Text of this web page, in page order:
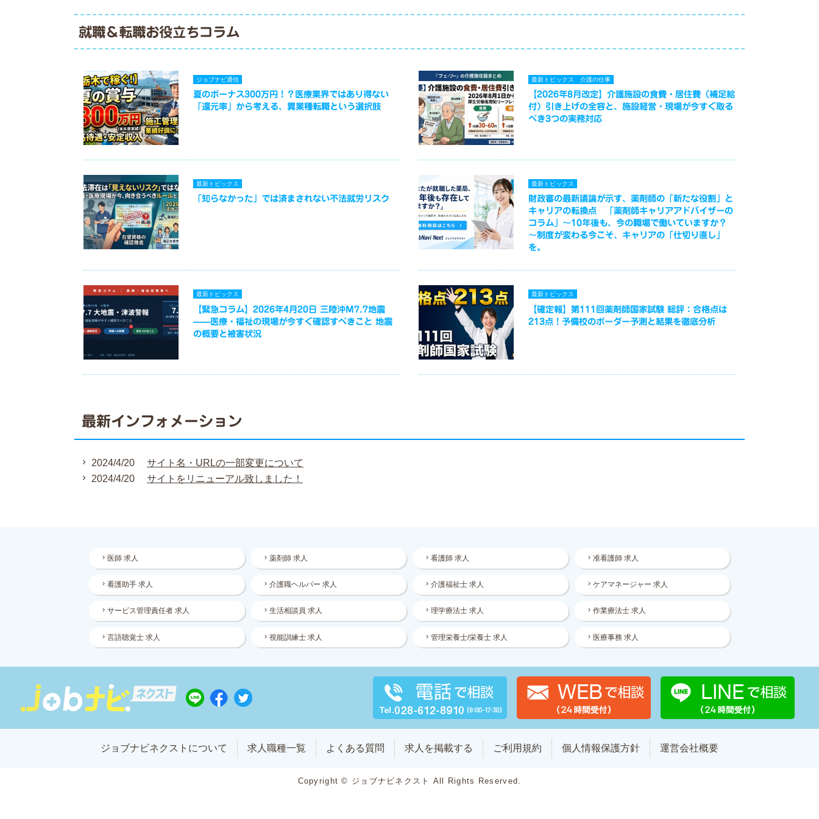
就職＆転職お役立ちコラム
ジョブナビ通信
夏のボーナス300万円！？医療業界ではあり得ない
「還元率」から考える、異業種転職という選択肢
最新トピックス 介護の仕事
【2026年8月改定】介護施設の食費・居住費（補足給
付）引き上げの全容と、施設経営・現場が今すぐ取る
べき3つの実務対応
最新トピックス
「知らなかった」では済まされない不法就労リスク
最新トピックス
財政審の最新議論が示す、薬剤師の「新たな役割」と
キャリアの転換点 「薬剤師キャリアアドバイザーの
コラム」～10年後も、今の職場で働いていますか？
～制度が変わる今こそ、キャリアの「仕切り直し」
を。
最新トピックス
【緊急コラム】2026年4月20日 三陸沖M7.7地震
——医療・福祉の現場が今すぐ確認すべきこと 地震
の概要と被害状況
最新トピックス
【確定報】第111回薬剤師国家試験 総評：合格点は
213点！予備校のボーダー予測と結果を徹底分析
最新インフォメーション
2024/4/20
サイト名・URLの一部変更について
2024/4/20
サイトをリニューアル致しました！
医師 求人 薬剤師 求人 看護師 求人 准看護師 求人
看護助手 求人 介護職ヘルパー 求人 介護福祉士 求人 ケアマネージャー 求人
サービス管理責任者 求人 生活相談員 求人 理学療法士 求人 作業療法士 求人
言語聴覚士 求人 視能訓練士 求人 管理栄養士/栄養士 求人 医療事務 求人
ジョブナビネクストについて 求人職種一覧 よくある質問 求人を掲載する ご利用規約 個人情報保護方針 運営会社概要
Copyright © ジョブナビネクスト All Rights Reserved.